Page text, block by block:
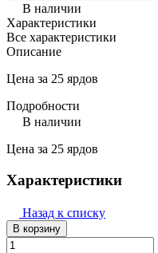
В наличии
Характеристики
Все характеристики
Описание
Цена за 25 ярдов
Подробности
В наличии
Цена за 25 ярдов
Характеристики
Назад к списку
В корзину